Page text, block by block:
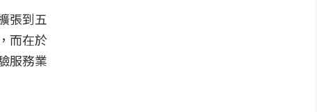
張到五
而在於
服務業